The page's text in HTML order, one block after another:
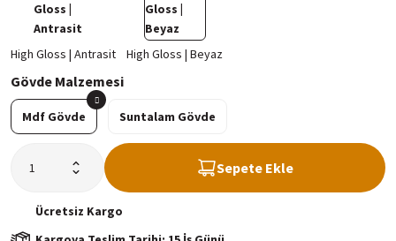
Gövde Malzemesi
Mdf Gövde Suntalam Gövde
Sepete Ekle
Ücretsiz Kargo